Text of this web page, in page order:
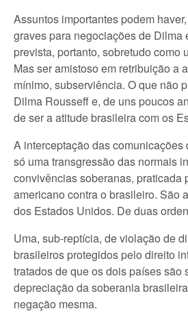
Assuntos importantes podem
graves para negociações de Dilma
prevista, portanto, sobretudo como
Mas ser amistoso em retribuição a
mínimo, subserviência. O que não
Dilma Rousseff e, de uns poucos
de ser a atitude brasileira com os
A interceptação das
só uma transgressão das normais
convivências soberanas, praticada
americano contra o brasileiro. São
dos Estados Unidos. De duas
Uma, sub-reptícia, de violação de
brasileiros protegidos pelo direito
tratados de que os dois países são
depreciação da soberania
negação mesma.